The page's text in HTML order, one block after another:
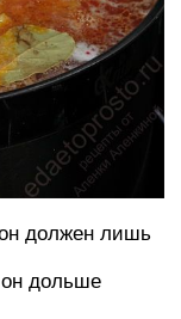
должен лишь
дольше